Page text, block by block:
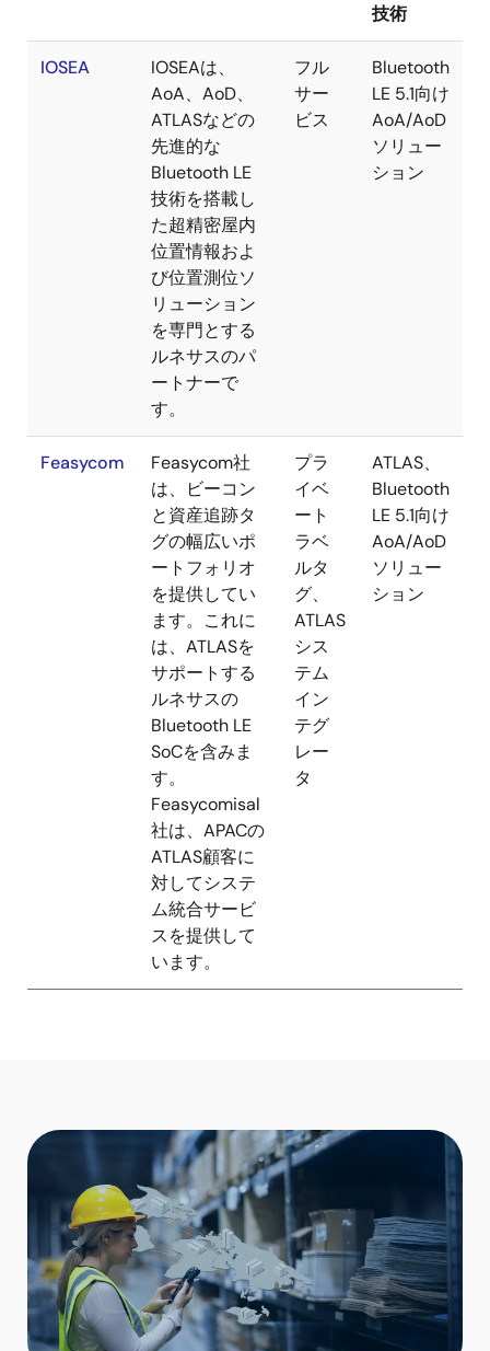
技術
IOSEA
IOSEAは、
AoA、AoD、
ATLASなどの
先進的な
Bluetooth LE
技術を搭載し
た超精密屋内
位置情報およ
び位置測位ソ
リューション
を専門とする
ルネサスのパ
ートナーで
す。
フル
サー
ビス
Bluetooth
LE 5.1向け
AoA/AoD
ソリュー
ション
Feasycom
Feasycom社
は、ビーコン
と資産追跡タ
グの幅広いポ
ートフォリオ
を提供してい
ます。これに
は、ATLASを
サポートする
ルネサスの
Bluetooth LE
SoCを含みま
す。
Feasycomisal
社は、APACの
ATLAS顧客に
対してシステ
ム統合サービ
スを提供して
います。
プラ
イベ
ート
ラベ
ルタ
グ、
ATLAS
シス
テム
イン
テグ
レー
タ
ATLAS、
Bluetooth
LE 5.1向け
AoA/AoD
ソリュー
ション